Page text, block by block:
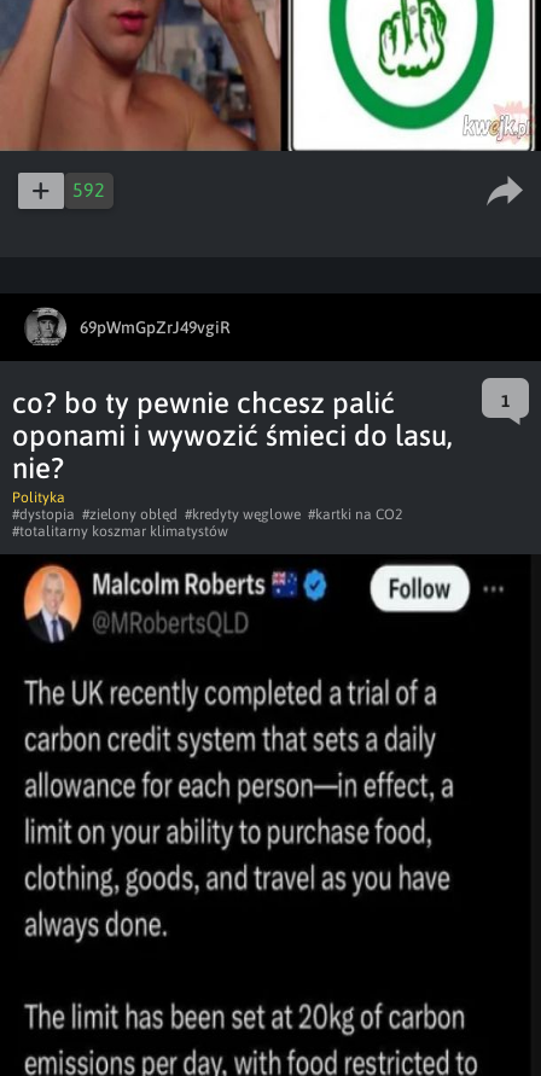
592
69pWmGpZrJ49vgiR
co? bo ty pewnie chcesz palić
oponami i wywozić śmieci do lasu,
nie?
1
Polityka
#dystopia #zielony obłęd #kredyty węglowe #kartki na CO2
#totalitarny koszmar klimatystów